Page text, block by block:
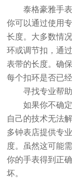
泰格豪雅手表
你可以通过使用
长度。大多数情
环或调节扣，通
表带的长度。确
每个扣环是否已经
寻找专业帮助
如果你不确定
自己的技术无法
多钟表店提供专
度。虽然这可能
你的手表得到正
坏。